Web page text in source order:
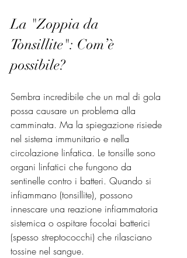
La "Zoppia da
Tonsillite": Com’è
possibile?
Sembra incredibile che un mal di gola
possa causare un problema alla
camminata. Ma la spiegazione risiede
nel sistema immunitario e nella
circolazione linfatica. Le tonsille sono
organi linfatici che fungono da
sentinelle contro i batteri. Quando si
infiammano (tonsillite), possono
innescare una reazione infiammatoria
sistemica o ospitare focolai batterici
(spesso streptococchi) che rilasciano
tossine nel sangue.